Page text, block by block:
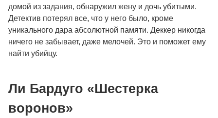
домой из задания, обнаружил жену и дочь убитыми.
Детектив потерял все, что у него было, кроме
уникального дара абсолютной памяти. Деккер никогда
ничего не забывает, даже мелочей. Это и поможет ему
найти убийцу.
Ли Бардуго «Шестерка
воронов»